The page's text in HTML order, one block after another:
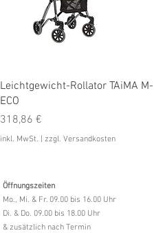
Schnellansicht
Leichtgewicht-Rollator TAiMA M-
ECO
Preis
318,86 €
inkl. MwSt. zzgl. Versandkosten
Öffnungszeiten
Mo., Mi. & Fr. 09.00 bis 16.00 Uhr
Di. & Do. 09.00 bis 18.00 Uhr
& zusätzlich nach Termin